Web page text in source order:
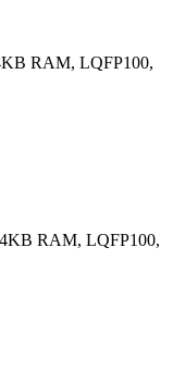
RAM, LQFP100,
RAM, LQFP100,